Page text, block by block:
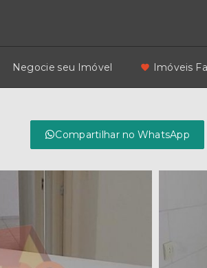
Negocie seu Imóvel Imóveis
Compartilhar no WhatsApp